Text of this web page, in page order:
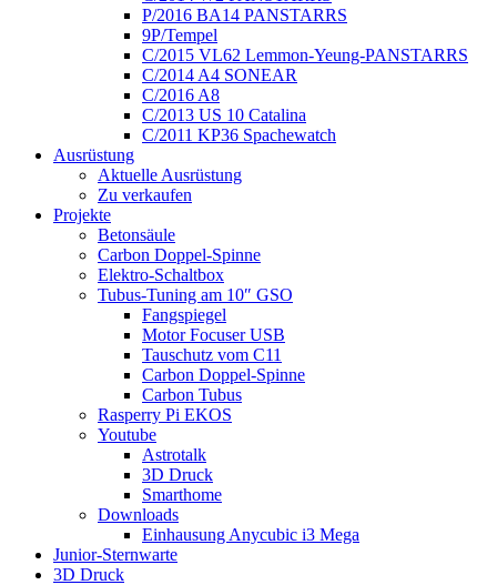
P/2016 BA14 PANSTARRS
9P/Tempel
C/2015 VL62 Lemmon-Yeung-PANSTARRS
C/2014 A4 SONEAR
C/2016 A8
C/2013 US 10 Catalina
C/2011 KP36 Spachewatch
Ausrüstung
Aktuelle Ausrüstung
Zu verkaufen
Projekte
Betonsäule
Carbon Doppel-Spinne
Elektro-Schaltbox
Tubus-Tuning am 10″ GSO
Fangspiegel
Motor Focuser USB
Tauschutz vom C11
Carbon Doppel-Spinne
Carbon Tubus
Rasperry Pi EKOS
Youtube
Astrotalk
3D Druck
Smarthome
Downloads
Einhausung Anycubic i3 Mega
Junior-Sternwarte
3D Druck